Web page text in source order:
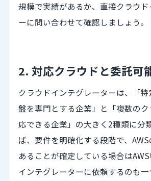
規模で実績があるか、直接クラウ
ーに問い合わせて確認しましょう。
2. 対応クラウドと委託可
クラウドインテグレーターは、「
盤を専門とする企業」と「複数の
応できる企業」の大きく2種類に分
ば、要件を明確化する段階で、
あることが確定している場合は
インテグレーターに依頼するのも